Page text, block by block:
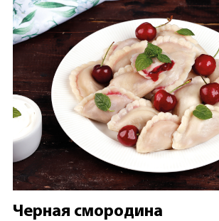
Черная смородина